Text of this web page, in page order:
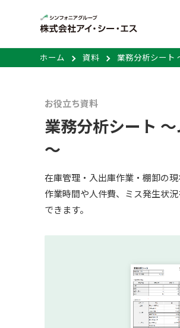
ホーム 資料 業務分析シート
お役立ち資料
業務分析シート
～
在庫管理・入出庫作業・棚卸の
作業時間や人件費、ミス発生状
できます。